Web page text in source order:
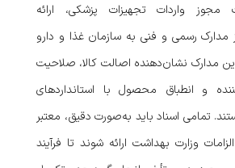
مجوز واردات تجهیزات پزشکی، ارائه
مدارک رسمی و فنی به سازمان غذا و دارو
مدارک نشان‌دهنده اصالت کالا، صلاحیت
و انطباق محصول با استانداردهای
تمامی اسناد باید به‌صورت دقیق، معتبر
وزارت بهداشت ارائه شوند تا فرآیند